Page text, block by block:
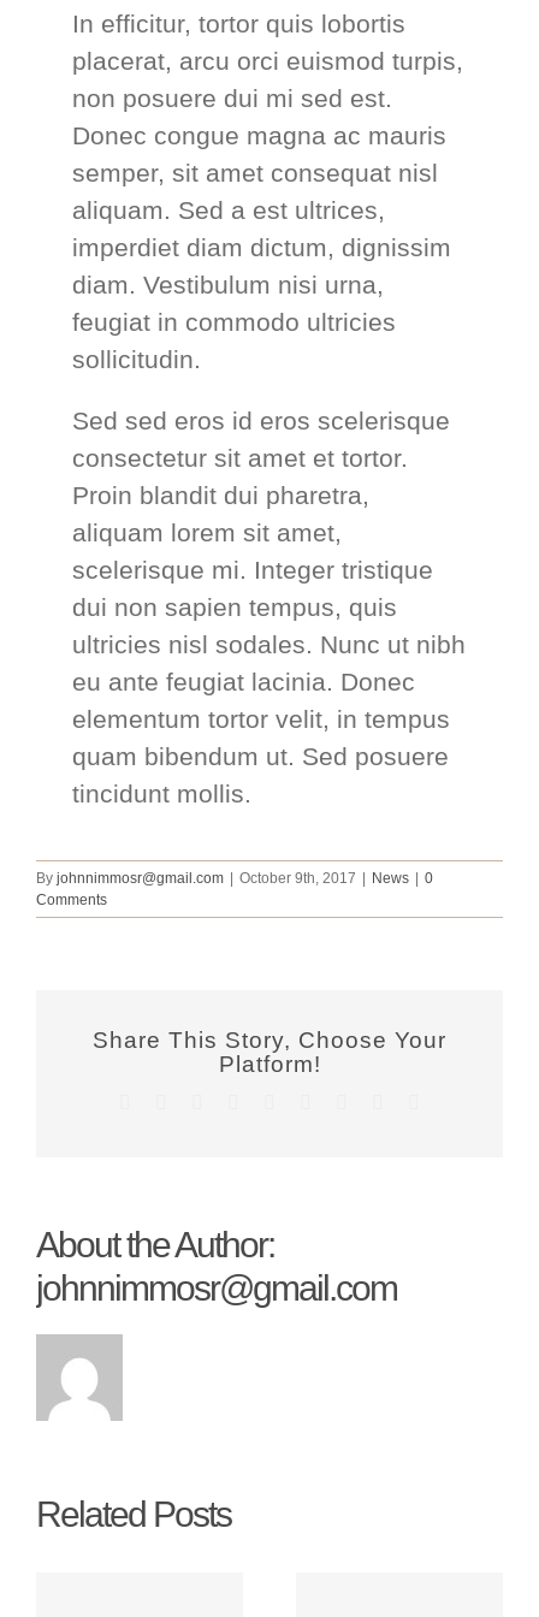
In efficitur, tortor quis lobortis
placerat, arcu orci euismod turpis,
non posuere dui mi sed est.
Donec congue magna ac mauris
semper, sit amet consequat nisl
aliquam. Sed a est ultrices,
imperdiet diam dictum, dignissim
diam. Vestibulum nisi urna,
feugiat in commodo ultricies
sollicitudin.
Sed sed eros id eros scelerisque
consectetur sit amet et tortor.
Proin blandit dui pharetra,
aliquam lorem sit amet,
scelerisque mi. Integer tristique
dui non sapien tempus, quis
ultricies nisl sodales. Nunc ut nibh
eu ante feugiat lacinia. Donec
elementum tortor velit, in tempus
quam bibendum ut. Sed posuere
tincidunt mollis.
By johnnimmosr@gmail.com | October 9th, 2017 | News | 0
Comments
Share This Story, Choose Your
Platform!
About the Author:
johnnimmosr@gmail.com
Related Posts